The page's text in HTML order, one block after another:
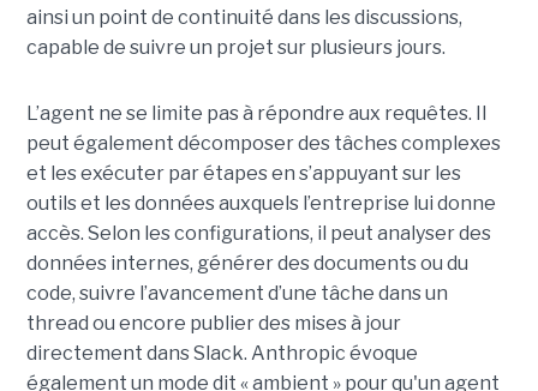
ainsi un point de continuité dans les discussions,
capable de suivre un projet sur plusieurs jours.
L’agent ne se limite pas à répondre aux requêtes. Il
peut également décomposer des tâches complexes
et les exécuter par étapes en s’appuyant sur les
outils et les données auxquels l’entreprise lui donne
accès. Selon les configurations, il peut analyser des
données internes, générer des documents ou du
code, suivre l’avancement d’une tâche dans un
thread ou encore publier des mises à jour
directement dans Slack. Anthropic évoque
également un mode dit « ambient » pour qu'un agent